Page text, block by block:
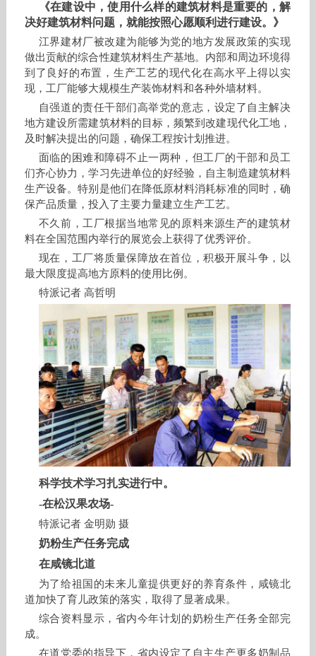
《在建设中，使用什么样的建筑材料是重要的，解
决好建筑材料问题，就能按照心愿顺利进行建设。》
江界建材厂被改建为能够为党的地方发展政策的实现
做出贡献的综合性建筑材料生产基地。内部和周边环境得
到了良好的布置，生产工艺的现代化在高水平上得以实
现，工厂能够大规模生产装饰材料和各种外墙材料。
自强道的责任干部们高举党的意志，设定了自主解决
地方建设所需建筑材料的目标，频繁到改建现代化工地，
及时解决提出的问题，确保工程按计划推进。
面临的困难和障碍不止一两种，但工厂的干部和员工
们齐心协力，学习先进单位的好经验，自主制造建筑材料
生产设备。特别是他们在降低原材料消耗标准的同时，确
保产品质量，投入了主要力量建立生产工艺。
不久前，工厂根据当地常见的原料来源生产的建筑材
料在全国范围内举行的展览会上获得了优秀评价。
现在，工厂将质量保障放在首位，积极开展斗争，以
最大限度提高地方原料的使用比例。
特派记者 高哲明
科学技术学习扎实进行中。
-在松汉果农场-
特派记者 金明勋 摄
奶粉生产任务完成
在咸镜北道
为了给祖国的未来儿童提供更好的养育条件，咸镜北
道加快了育儿政策的落实，取得了显著成果。
综合资料显示，省内今年计划的奶粉生产任务全部完
成。
在道党委的指导下，省内设定了自主生产更多奶制品